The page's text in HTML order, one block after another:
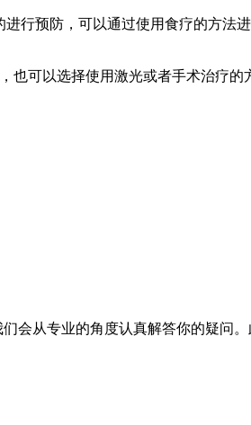
行预防，可以通过使用食疗的方法
可以选择使用激光或者手术治疗
会从专业的角度认真解答你的疑问